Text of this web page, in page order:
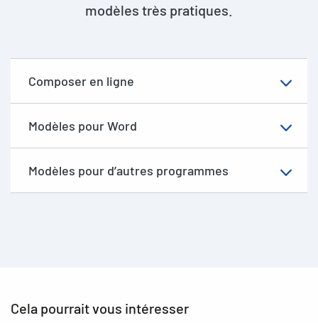
modèles très pratiques.
Composer en ligne
Modèles pour Word
Modèles pour d’autres programmes
Cela pourrait vous intéresser